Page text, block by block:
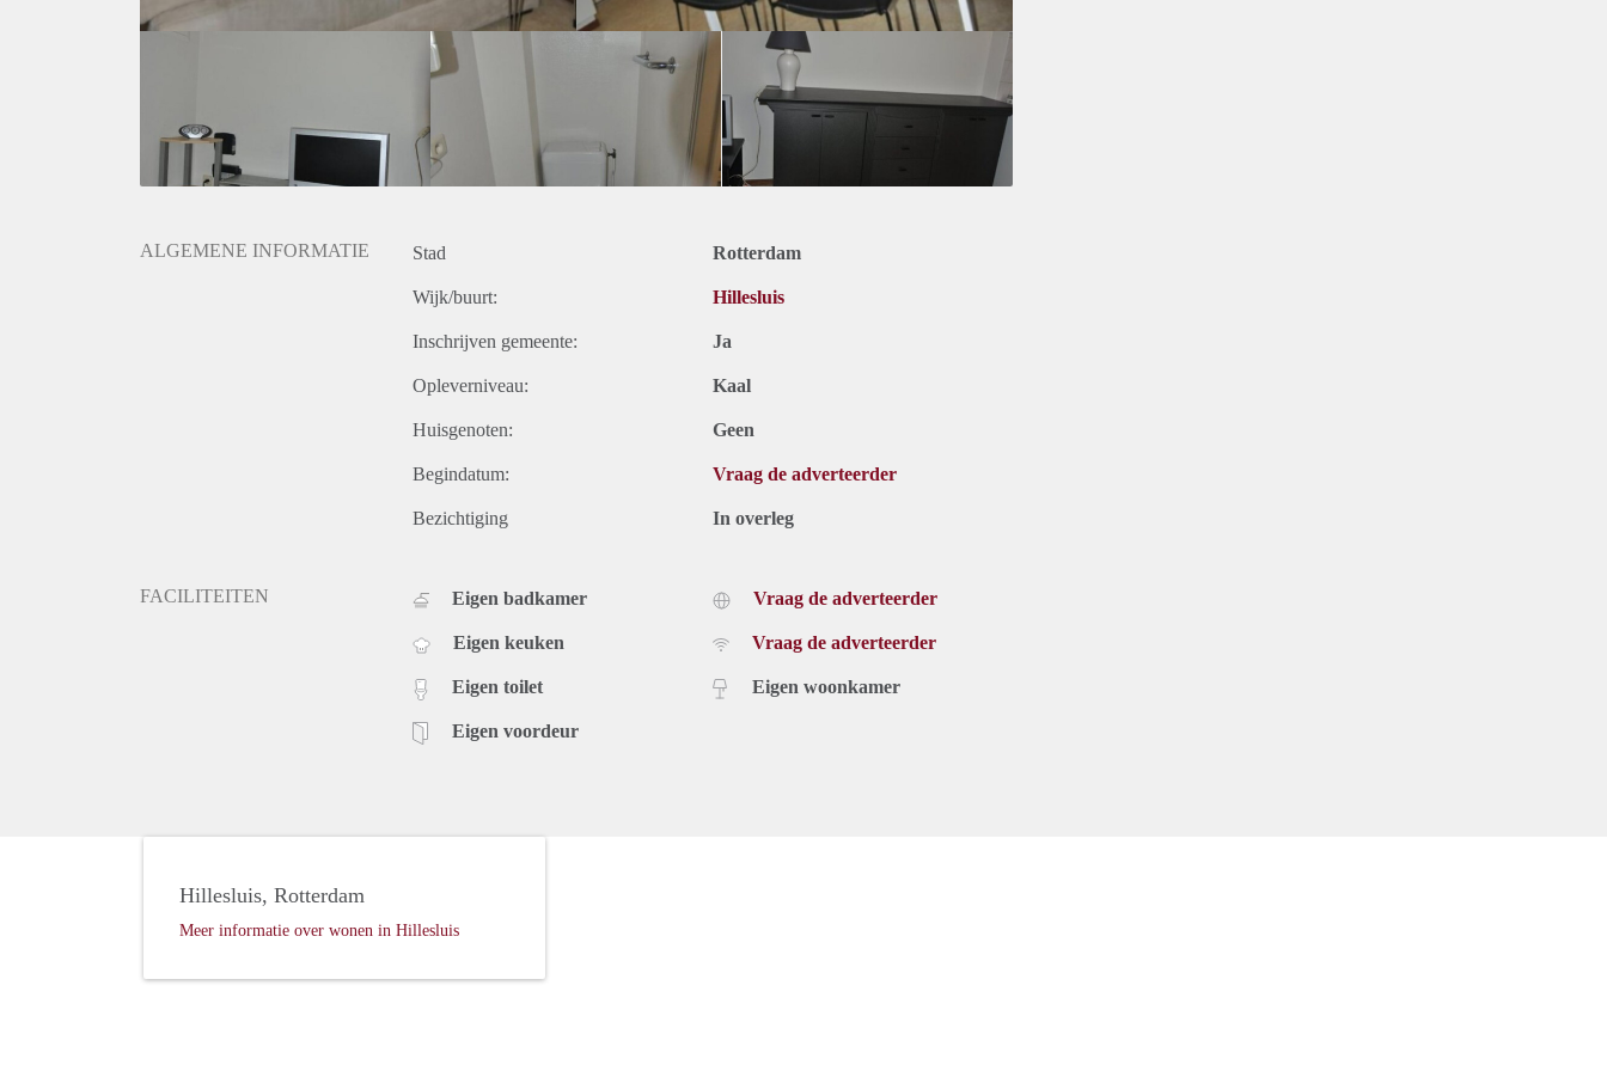
ALGEMENE INFORMATIE Stad Rotterdam
Wijk/buurt: Hillesluis
Inschrijven gemeente: Ja
Opleverniveau: Kaal
Huisgenoten: Geen
Begindatum: Vraag de adverteerder
Bezichtiging In overleg
FACILITEITEN Eigen badkamer
Eigen keuken
Eigen toilet
Eigen voordeur
Vraag de adverteerder
Vraag de adverteerder
Eigen woonkamer
Hillesluis, Rotterdam
Meer informatie over wonen in Hillesluis